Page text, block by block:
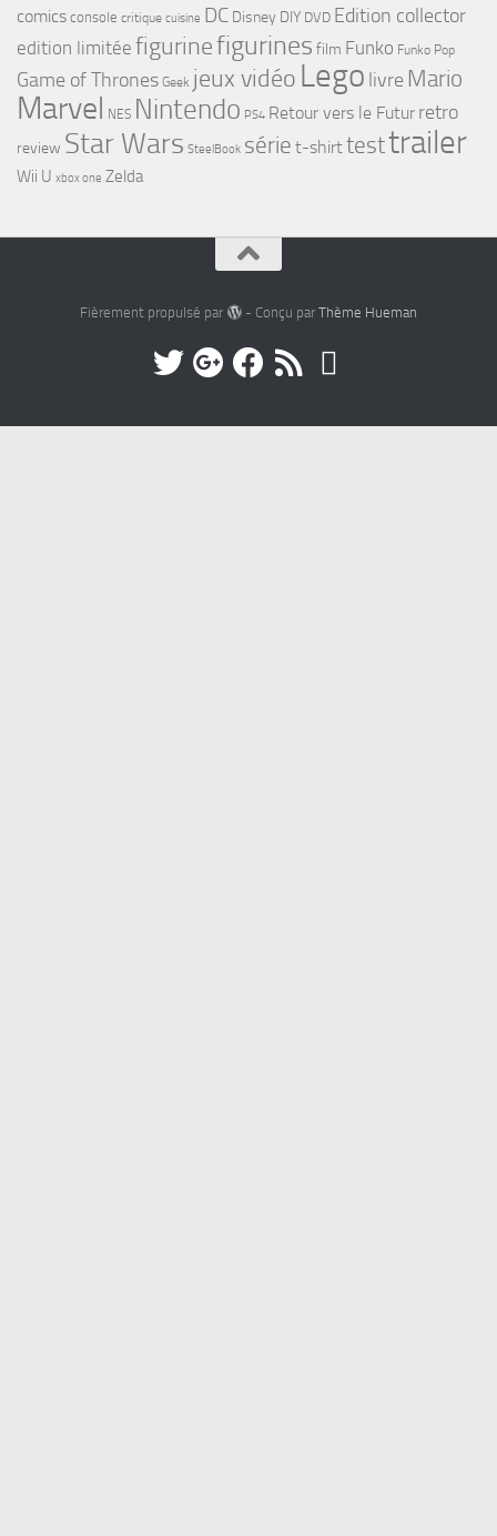
comics console critique cuisine DC Disney DIY DVD Edition collector
edition limitée figurinefigurines film Funko Funko Pop
Game of Thrones Geek jeux vidéo Lego livre Mario
Marvel NES Nintendo PS4 Retour vers le Futur retro
review Star Wars SteelBook série t-shirttesttrailer
Wii U xbox one Zelda
Fièrement propulsé par - Conçu par Thème Hueman